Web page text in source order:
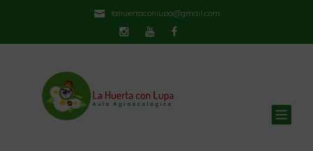
lahuertaconlupa@gmail.com